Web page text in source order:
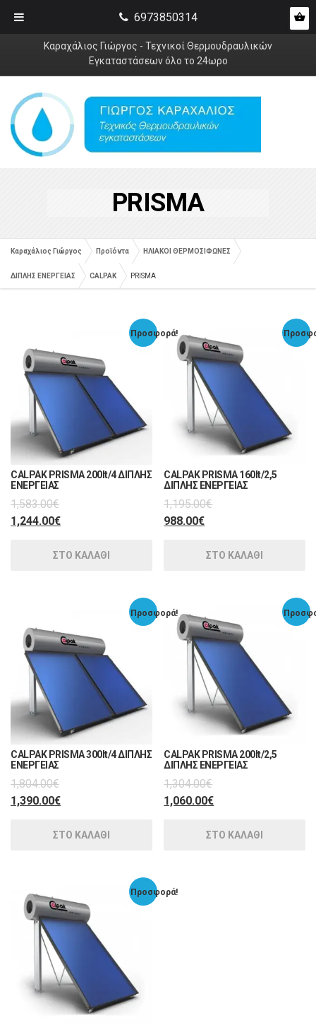
Καραχάλιος Γιώργος - Τεχνικοί Θερμουδραυλικών
Εγκαταστάσεων όλο το 24ωρο
PRISMA
Καραχάλιος Γιώργος Προϊόντα ΗΛΙΑΚΟΙ ΘΕΡΜΟΣΙΦΩΝΕΣ
ΔΙΠΛΗΣ ΕΝΕΡΓΕΙΑΣ CALPAK PRISMA
Προσφορά!
CALPAK PRISMA 200lt/4 ΔΙΠΛΗΣ
ΕΝΕΡΓΕΙΑΣ
1,583.00€
1,244.00€
ΣΤΟ ΚΑΛΑΘΙ
CALPAK PRISMA 160lt/2,5
ΔΙΠΛΗΣ ΕΝΕΡΓΕΙΑΣ
1,195.00€
988.00€
ΣΤΟ ΚΑΛΑΘΙ
Προσφορά!
CALPAK PRISMA 300lt/4 ΔΙΠΛΗΣ
ΕΝΕΡΓΕΙΑΣ
1,804.00€
1,390.00€
ΣΤΟ ΚΑΛΑΘΙ
CALPAK PRISMA 200lt/2,5
ΔΙΠΛΗΣ ΕΝΕΡΓΕΙΑΣ
1,304.00€
1,060.00€
ΣΤΟ ΚΑΛΑΘΙ
Προσφορά!
6973850314